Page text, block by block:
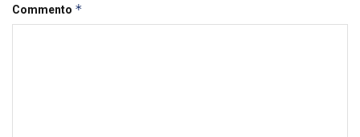
Commento *